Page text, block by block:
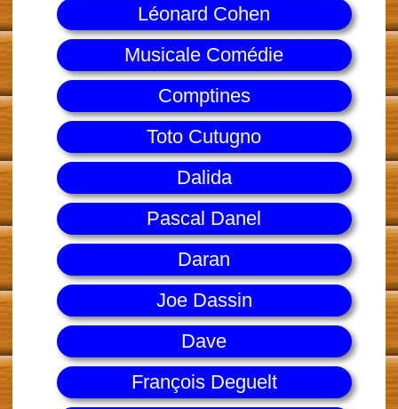
Léonard Cohen
Musicale Comédie
Comptines
Toto Cutugno
Dalida
Pascal Danel
Daran
Joe Dassin
Dave
François Deguelt